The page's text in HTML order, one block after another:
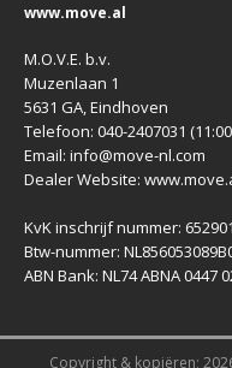
www.move.al
M.O.V.E. b.v.
Muzenlaan 1
5631 GA, Eindhoven
Telefoon: 040-2407031
Email: info@move-nl.com
Dealer Website:
KvK inschrijf nummer:
Btw-nummer:
ABN Bank: NL74 ABNA 0447
Copyright & kopiëren;